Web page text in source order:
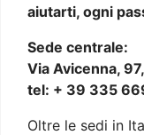
aiutarti, ogni
Sede centrale:
Via Avicenna,
tel: + 39 335
Oltre le sedi in